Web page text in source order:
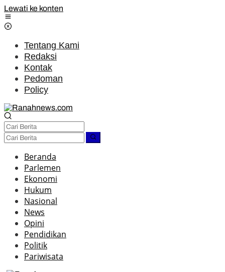
Lewati ke konten
Tentang Kami
Redaksi
Kontak
Pedoman
Policy
Beranda
Parlemen
Ekonomi
Hukum
Nasional
News
Opini
Pendidikan
Politik
Pariwisata